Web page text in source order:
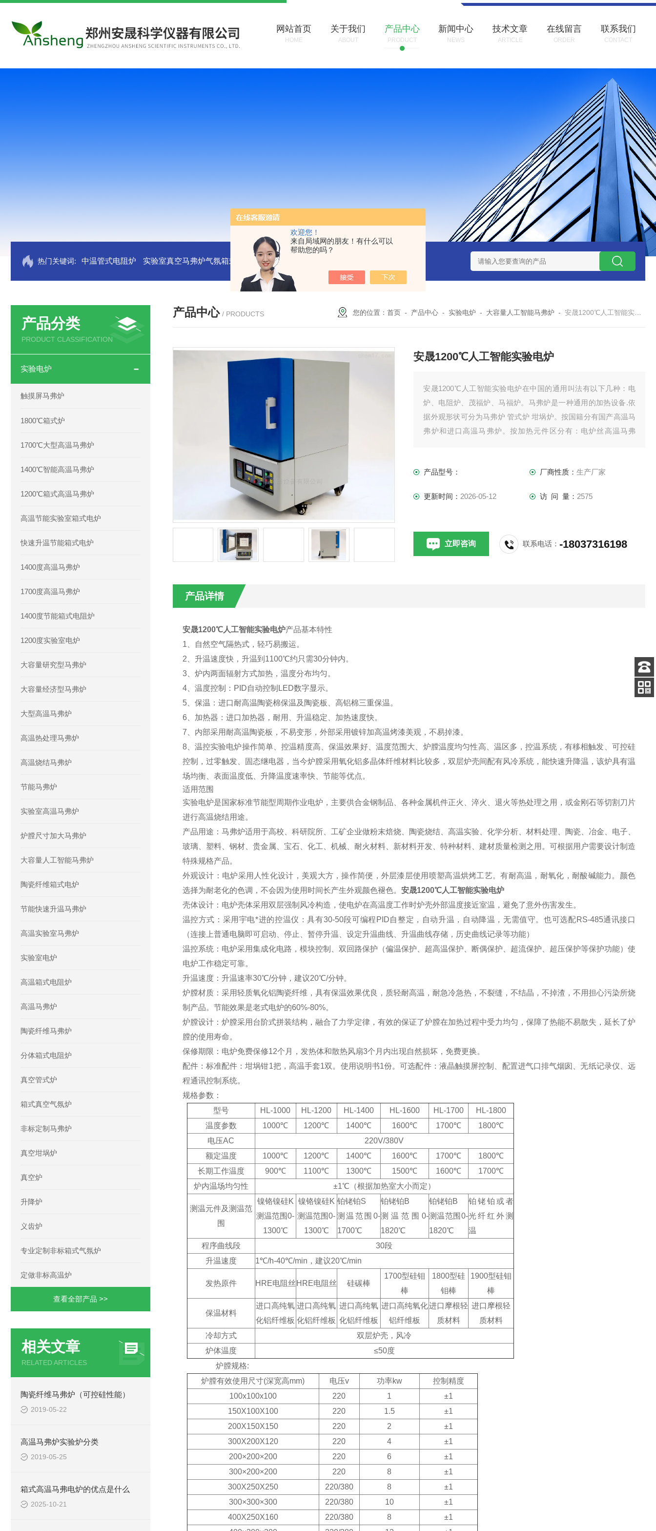
欢迎您！
来自局域网的朋友！有什么可以
帮助您的吗？
网站首页
HOME
关于我们
ABOUT
产品中心
PRODUCT
新闻中心
NEWS
技术文章
ARTICLE
在线留言
ORDER
联系我们
CONTACT
热门关键词: 中温管式电阻炉 实验室真空马弗炉气氛箱式炉厂家 灰分测定马弗炉-郑州安晟科学仪器 SX2-9-17TP高温实验用热失重马弗炉 实验室小型高温马弗炉 陶瓷纤维
产品分类
PRODUCT CLASSIFICATION
实验电炉
触摸屏马弗炉
1800℃箱式炉
1700℃大型高温马弗炉
1400℃智能高温马弗炉
1200℃箱式高温马弗炉
高温节能实验室箱式电炉
快速升温节能箱式电炉
1400度高温马弗炉
1700度高温马弗炉
1400度节能箱式电阻炉
1200度实验室电炉
大容量研究型马弗炉
大容量经济型马弗炉
大型高温马弗炉
高温热处理马弗炉
高温烧结马弗炉
节能马弗炉
实验室高温马弗炉
炉膛尺寸加大马弗炉
大容量人工智能马弗炉
陶瓷纤维箱式电炉
节能快速升温马弗炉
高温实验室马弗炉
实验室电炉
高温箱式电阻炉
高温马弗炉
陶瓷纤维马弗炉
分体箱式电阻炉
真空管式炉
箱式真空气氛炉
非标定制马弗炉
真空坩埚炉
真空炉
升降炉
义齿炉
专业定制非标箱式气氛炉
定做非标高温炉
查看全部产品 >>
相关文章
RELATED ARTICLES
陶瓷纤维马弗炉（可控硅性能）
2019-05-22
高温马弗炉实验炉分类
2019-05-25
箱式高温马弗电炉的优点是什么
2025-10-21
产品中心 / PRODUCTS 您的位置：首页 - 产品中心 - 实验电炉 - 大容量人工智能马弗炉 -安晟1200℃人工智能实验电炉
安晟1200℃人工智能实验电炉
安晟1200℃人工智能实验电炉在中国的通用叫法有以下几种：电
炉、电阻炉、茂福炉、马福炉。马弗炉是一种通用的加热设备.依
据外观形状可分为马弗炉 管式炉 坩埚炉。按国籍分有国产高温马
弗炉和进口高温马弗炉。按加热元件区分有：电炉丝高温马弗
产品型号：
厂商性质： 生产厂家
更新时间： 2026-05-12 访 问 量： 2575
立即咨询 联系电话：-18037316198
产品详情
安晟1200℃人工智能实验电炉产品基本特性
1、自然空气隔热式，轻巧易搬运。
2、升温速度快，升温到1100℃约只需30分钟内。
3、炉内两面辐射方式加热，温度分布均匀。
4、温度控制：PID自动控制LED数字显示。
5、保温：进口耐高温陶瓷棉保温及陶瓷板、高铝棉三重保温。
6、加热器：进口加热器，耐用、升温稳定、加热速度快。
7、内部采用耐高温陶瓷板，不易变形，外部采用镀锌加高温烤漆美观，不易掉漆。
8、温控实验电炉操作简单、控温精度高、保温效果好、温度范围大、炉膛温度均匀性高、温区多，控温系统，有移相触发、可控硅
控制，过零触发、固态继电器，当今炉膛采用氧化铝多晶体纤维材料比较多，双层炉壳间配有风冷系统，能快速升降温，该炉具有温
场均衡、表面温度低、升降温度速率快、节能等优点。
适用范围
实验电炉是国家标准节能型周期作业电炉，主要供合金钢制品、各种金属机件正火、淬火、退火等热处理之用，或金刚石等切割刀片
进行高温烧结用途。
产品用途： 马弗炉适用于高校、科研院所、工矿企业做粉末焙烧、陶瓷烧结、高温实验、化学分析、材料处理、 陶瓷 冶金 电子
玻璃、塑料、钢材、贵金属、宝石、 化工 机械、 耐火材料、 新材料开发、 特种材料、 建材质量检测之用。可根据用户需要设计制造
特殊规格产品。
外观设计 ： 电炉采用人性化设计，美观大方，操作简便，外层漆层使用喷塑高温烘烤工艺。有耐高温，耐氧化，耐酸碱能力。颜色
选择为耐老化的色调，不会因为使用时间长产生外观颜色褪色。 安晟1200℃人工智能实验电炉
壳体设计： 电炉壳体采用双层强制风冷构造，使电炉在高温度工作时炉壳外部温度接近室温，避免了意外伤害发生。
温控方式 ： 采用 宇电*进的控温仪：具有30-50段可编程PID自整定，自动升温，自动降温，无需值守。也可选配RS-485通讯接口
（连接上普通电脑即可启动、停止、暂停升温、设定升温曲线、升温曲线存储，历史曲线记录等功能）
温控系统： 电炉采用集成化电路，模块控制、双回路保护（偏温保护、超高温保护、断偶保护、超流保护、超压保护等保护功能）使
电炉工作稳定可靠。
升温速度： 升温速率30℃/分钟，建议20℃/分钟。
炉膛材质： 采用轻质氧化铝陶瓷纤维，具有保温效果优良，质轻耐高温，耐急冷急热，不裂缝，不结晶，不掉渣，不用担心污染所烧
制产品。节能效果是老式电炉的60%-80%。
炉膛设计： 炉膛采用台阶式拼装结构，融合了力学定律，有效的保证了炉膛在加热过程中受力均匀，保障了热能不易散失，延长了炉
膛的使用寿命。
保修期限 ： 电炉免费保修12个月，发热体和散热风扇3个月内出现自然损坏，免费更换。
配件： 标准配件：坩埚钳1把，高温手套1双。使用说明书1份。可选配件： 液晶触摸屏控制、配置进气口排气烟囱、无纸记录仪、远
程通讯控制系统。
规格参数：
型号
HL-1000 HL-1200 HL-1400 HL-1600 HL-1700
HL-1800
温度参数
1000℃ 1200℃ 1400℃ 1600℃ 1700℃
1800℃
电压AC
220V/380V
额定温度
1000℃ 1200℃ 1400℃ 1600℃ 1700℃
1800℃
长期工作温度
900℃ 1100℃ 1300℃ 1500℃ 1600℃
1700℃
炉内温场均匀性
±1℃（根据加热室大小而定）
测温元件及测温范
围
镍铬镍硅K
测温范围0-
1300℃
镍铬镍硅K
测温范围0-
1300℃
铂铑铂S
测温范围0-
1700℃
铂铑铂B
测温范围0-
1820℃
铂铑铂B
测温范围0-
1820℃
铂铑铂或者
光纤红外测
温
程序曲线段
30段
升温速度
1℃/h-40℃/min，建议20℃/min
发热原件 HRE电阻丝 HRE电阻丝 硅碳棒
1700型硅钼
棒
1800型硅
钼棒
1900型硅钼
棒
保温材料
进口高纯氧
化铝纤维板
进口高纯氧
化铝纤维板
进口高纯氧
化铝纤维板
进口高纯氧化
铝纤维板
进口摩根轻
质材料
进口摩根轻
质材料
冷却方式
双层炉壳，风冷
炉体温度
≤50度
炉膛规格:
炉膛有效使用尺寸(深宽高mm)
电压v 功率kw
控制精度
100x100x100
220 1
±1
150X100X100
220 1.5
±1
200X150X150
220 2
±1
300X200X120
220 4
±1
200×200×200
220 6
±1
300×200×200
220 8
±1
300X250X250
220/380 8
±1
300×300×300
220/380 10
±1
400X250X160
220/380 8
±1
客服
电话